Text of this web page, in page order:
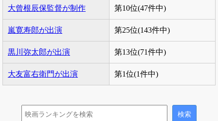
大曾根辰保監督が制作 第10位(47件中)
嵐寛寿郎が出演 第25位(143件中)
黒川弥太郎が出演 第13位(71件中)
大友富右衛門が出演 第1位(1件中)